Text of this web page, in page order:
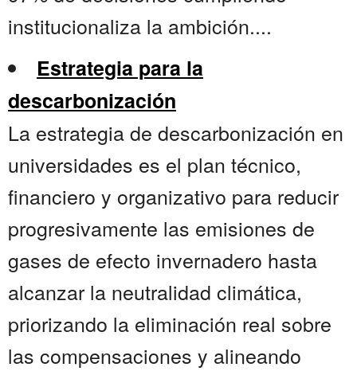
institucionaliza la ambición....
Estrategia para la
descarbonización
La estrategia de descarbonización en
universidades es el plan técnico,
financiero y organizativo para reducir
progresivamente las emisiones de
gases de efecto invernadero hasta
alcanzar la neutralidad climática,
priorizando la eliminación real sobre
las compensaciones y alineando